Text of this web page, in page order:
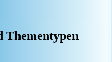
Thementypen